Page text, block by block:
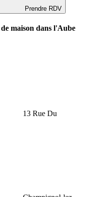
Prendre RDV
maison dans l'Aube
13 Rue Du